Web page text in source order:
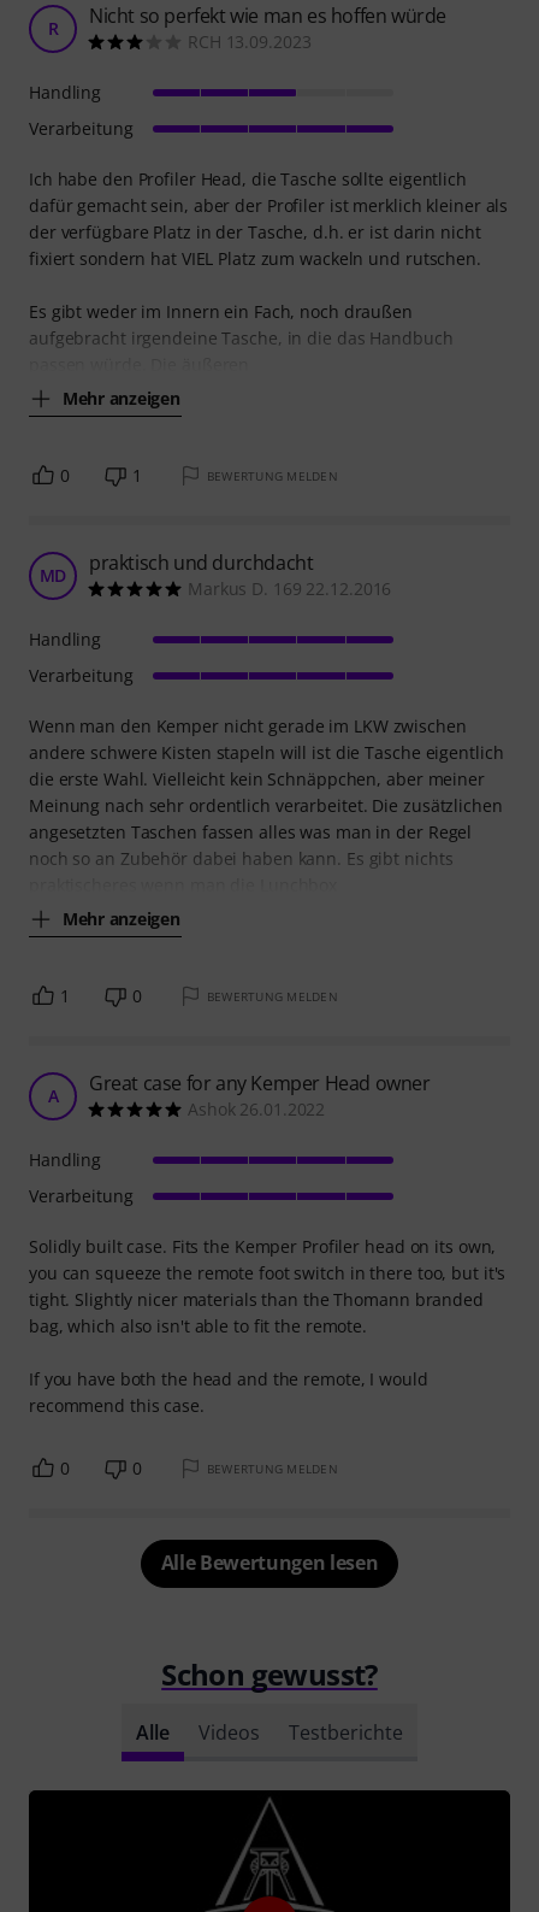
R Nicht so perfekt wie man es hoffen würde
RCH 13.09.2023
Ich habe den Profiler Head, die Tasche sollte eigentlich
dafür gemacht sein, aber der Profiler ist merklich kleiner als
der verfügbare Platz in der Tasche, d.h. er ist darin nicht
fixiert sondern hat VIEL Platz zum wackeln und rutschen.
Es gibt weder im Innern ein Fach, noch draußen
aufgebracht irgendeine Tasche, in die das Handbuch
Mehr anzeigen
Handling
Verarbeitung
0 1 BEWERTUNG MELDEN
MD praktisch und durchdacht
Markus D. 169 22.12.2016
Wenn man den Kemper nicht gerade im LKW zwischen
andere schwere Kisten stapeln will ist die Tasche eigentlich
die erste Wahl. Vielleicht kein Schnäppchen, aber meiner
Meinung nach sehr ordentlich verarbeitet. Die zusätzlichen
angesetzten Taschen fassen alles was man in der Regel
noch so an Zubehör dabei haben kann. Es gibt nichts
Mehr anzeigen
Handling
Verarbeitung
1 0 BEWERTUNG MELDEN
A Great case for any Kemper Head owner
Ashok 26.01.2022
Solidly built case. Fits the Kemper Profiler head on its own,
you can squeeze the remote foot switch in there too, but it's
tight. Slightly nicer materials than the Thomann branded
bag, which also isn't able to fit the remote.
If you have both the head and the remote, I would
recommend this case.
Handling
Verarbeitung
0 0 BEWERTUNG MELDEN
Alle Bewertungen lesen
Schon gewusst?
Alle Videos Testberichte